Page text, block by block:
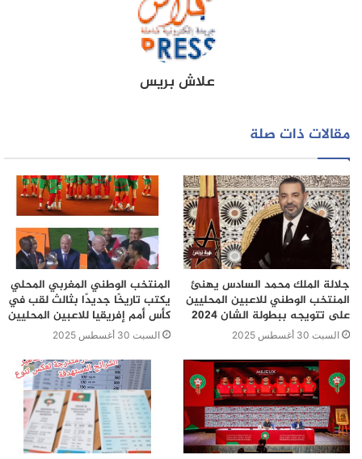
علاش بريس
مقالات ذات صلة
جلالة الملك محمد السادس يهنئ
المنتخب الوطني للاعبين المحليين
على تتويجه ببطولة الشان 2024
السبت 30 أغسطس 2025
المنتخب الوطني المغربي المحلي
يكتب تاريخًا جديدًا بثالث لقب في
كأس أمم إفريقيا للاعبين المحليين
السبت 30 أغسطس 2025